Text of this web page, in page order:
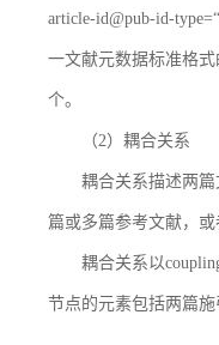
article-id@pub-id-
一文献元数据标准格
个。
（2）耦合关系
耦合关系描述两
篇或多篇参考文献，
耦合关系以
节点的元素包括两篇